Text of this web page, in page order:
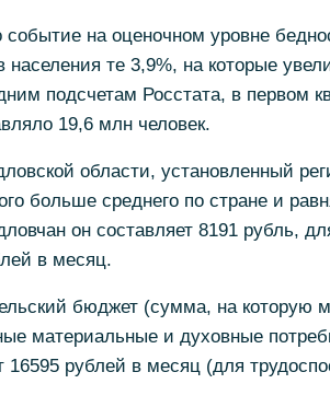
событие на оценочном уровне
населения те 3,9%, на которые
подсчетам Росстата, в первом
19,6 млн человек.
области, установленный
больше среднего по стране и
он составляет 8191 рубль,
в месяц.
бюджет (сумма, на которую
материальные и духовные
16595 рублей в месяц (для